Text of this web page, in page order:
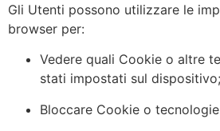
Gli Utenti possono utilizzare le
browser per:
Vedere quali Cookie o altre
stati impostati sul dispositivo;
Bloccare Cookie o